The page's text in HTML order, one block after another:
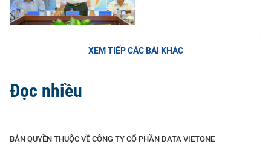
XEM TIẾP CÁC BÀI KHÁC
Đọc nhiều
BẢN QUYỀN THUỘC VỀ CÔNG TY CỔ PHẦN DATA VIETONE